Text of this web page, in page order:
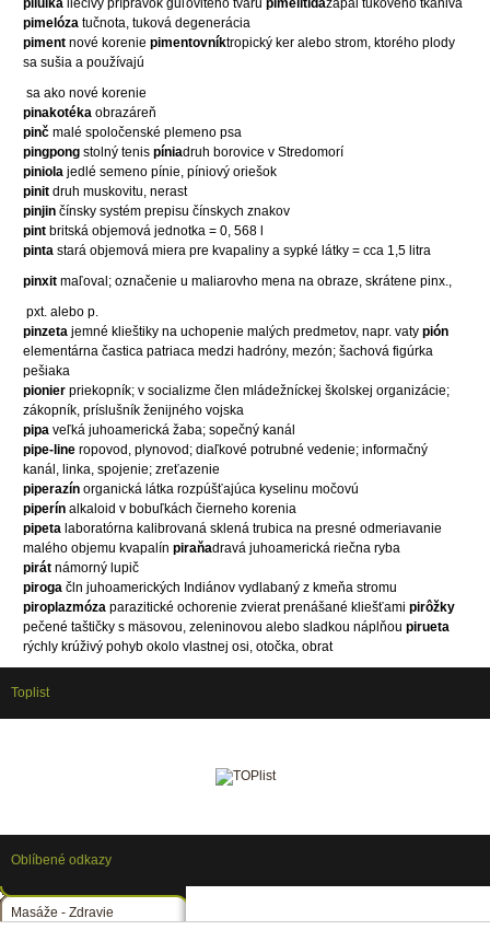
pilulka liečivý prípravok guľovitého tvaru pimelitídazápal tukového tkaniva
pimelóza tučnota, tuková degenerácia
piment nové korenie pimentovníktropický ker alebo strom, ktorého plody
sa sušia a používajú
sa ako nové korenie
pinakotéka obrazáreň
pinč malé spoločenské plemeno psa
pingpong stolný tenis píniadruh borovice v Stredomorí
piniola jedlé semeno pínie, píniový oriešok
pinit druh muskovitu, nerast
pinjin čínsky systém prepisu čínskych znakov
pint britská objemová jednotka = 0, 568 l
pinta stará objemová miera pre kvapaliny a sypké látky = cca 1,5 litra
pinxit maľoval; označenie u maliarovho mena na obraze, skrátene pinx.,
pxt. alebo p.
pinzeta jemné klieštiky na uchopenie malých predmetov, napr. vaty pión
elementárna častica patriaca medzi hadróny, mezón; šachová figúrka
pešiaka
pionier priekopník; v socializme člen mládežníckej školskej organizácie;
zákopník, príslušník ženijného vojska
pipa veľká juhoamerická žaba; sopečný kanál
pipe-line ropovod, plynovod; diaľkové potrubné vedenie; informačný
kanál, linka, spojenie; zreťazenie
piperazín organická látka rozpúšťajúca kyselinu močovú
piperín alkaloid v bobuľkách čierneho korenia
pipeta laboratórna kalibrovaná sklená trubica na presné odmeriavanie
malého objemu kvapalín piraňadravá juhoamerická riečna ryba
pirát námorný lupič
piroga čln juhoamerických Indiánov vydlabaný z kmeňa stromu
piroplazmóza parazitické ochorenie zvierat prenášané kliešťami pirôžky
pečené taštičky s mäsovou, zeleninovou alebo sladkou náplňou pirueta
rýchly krúživý pohyb okolo vlastnej osi, otočka, obrat
Toplist
Oblíbené odkazy
Masáže - Zdravie